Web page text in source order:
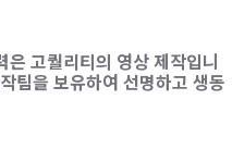
은 고퀄리티의 영상 제작입니
팀을 보유하여 선명하고 생동